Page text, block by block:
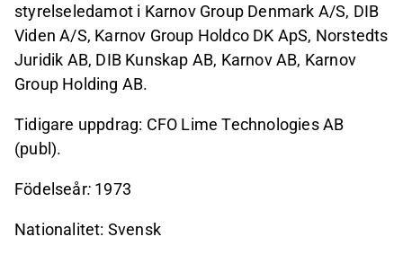
styrelseledamot i Karnov Group Denmark A/S, DIB
Viden A/S, Karnov Group Holdco DK ApS, Norstedts
Juridik AB, DIB Kunskap AB, Karnov AB, Karnov
Group Holding AB.
Tidigare uppdrag: CFO Lime Technologies AB
(publ).
Födelseår: 1973
Nationalitet: Svensk